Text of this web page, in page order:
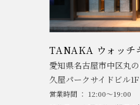
TANAKA ウォッチ
愛知県名古屋市中区丸
久屋パークサイドビル1F
営業時間 ： 12:00～19:00